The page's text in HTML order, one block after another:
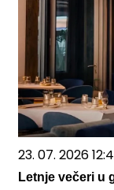
23. 07. 2026
Letnje večeri u